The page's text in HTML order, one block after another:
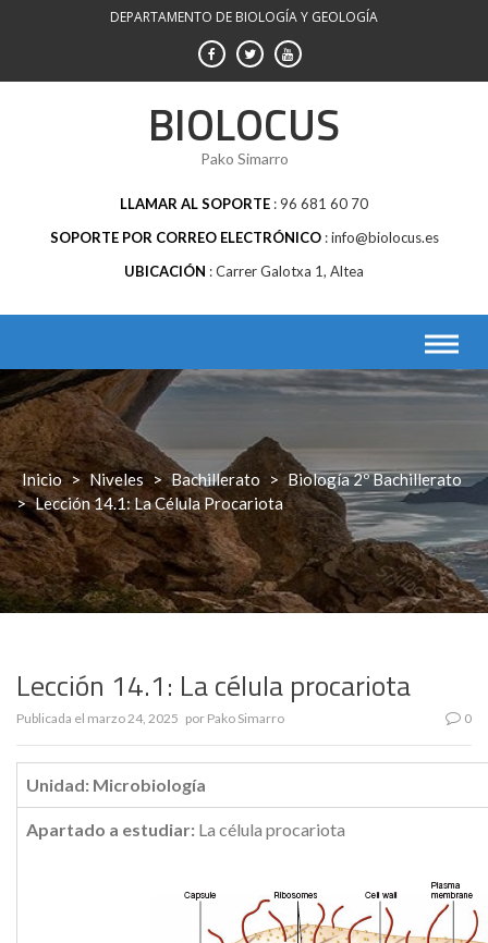
DEPARTAMENTO DE BIOLOGÍA Y GEOLOGÍA
BIOLOCUS
Pako Simarro
LLAMAR AL SOPORTE 96 681 60 70
SOPORTE POR CORREO ELECTRÓNICO info@biolocus.es
UBICACIÓN
Carrer Galotxa 1, Altea
Inicio > Niveles > Bachillerato > Biología 2º Bachillerato
> Lección 14.1: La Célula Procariota
Lección 14.1: La célula procariota
Publicada el marzo 24, 2025 por Pako Simarro 0
Unidad: Microbiología
Apartado a estudiar: La célula procariota